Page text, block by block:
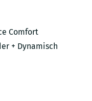
Comfort
+ Dynamisch